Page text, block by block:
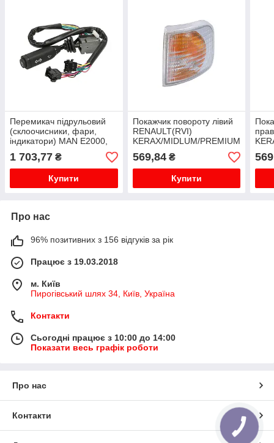
Перемикач підрульовий
(склоочисники, фари,
індикатори) MAN E2000,
EL, EM, F90, L2000, LION
´S COACH, LION´S STAR,
M 2000 L, M90,...
1 703,77 ₴
Купити
Покажчик повороту лівий
RENAULT(RVI)
KERAX/MIDLUM/PREMIUM
04.96-
569,84₴
Купити
Про нас
96% позитивних з 156 відгуків за рік
Працює з 19.03.2018
м. Київ
Пирогівський шлях 34, Київ, Україна
Контакти
Сьогодні працює з 10:00 до 14:00
Показати весь графік роботи
Про нас
Контакти
КНОПКА
ЗВ'ЯЗКУ